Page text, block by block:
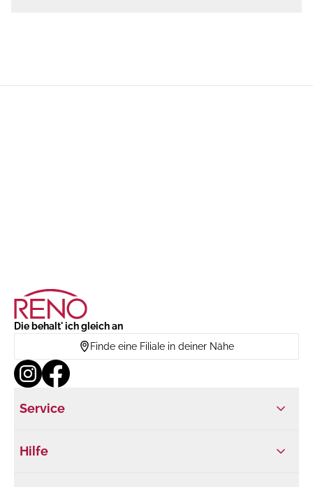
Die behalt' ich gleich an
Finde eine Filiale in deiner Nähe
Service
Hilfe